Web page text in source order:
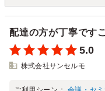
配達の方が丁寧です
5.0
株式会社サンセルモ